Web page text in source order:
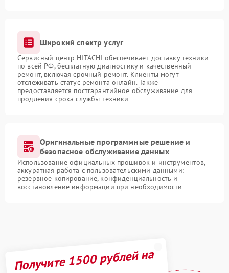
Широкий спектр услуг
Сервисный центр HITACHI обеспечивает доставку техники
по всей РФ, бесплатную диагностику и качественный
ремонт, включая срочный ремонт. Клиенты могут
отслеживать статус ремонта онлайн. Также
предоставляется постгарантийное обслуживание для
продления срока службы техники
Оригинальные программные решение и
безопасное обслуживание данных
Использование официальных прошивок и инструментов,
аккуратная работа с пользовательскими данными:
резервное копирование, конфиденциальность и
восстановление информации при необходимости
Получите 1500 рублей на